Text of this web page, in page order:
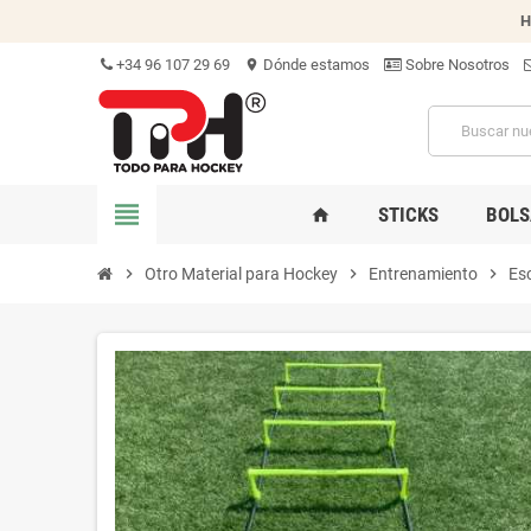
+34 96 107 29 69 location_on Dónde estamos Sobre Nosotros
view_headline home STICKS
chevron_right Otro Material para Hockey chevron_right Entrenamiento chevron_right